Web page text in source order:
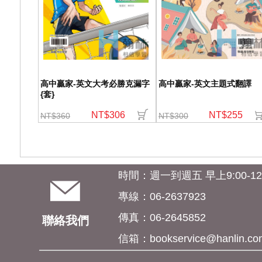
高中贏家-英文大考必勝克漏字
{套}
NT$360 NT$306
高中贏家-英文主題式翻譯
NT$300 NT$255
聯絡我們
時間：週一到週五 早上9:00-
專線：06-2637923
傳真：06-2645852
信箱：